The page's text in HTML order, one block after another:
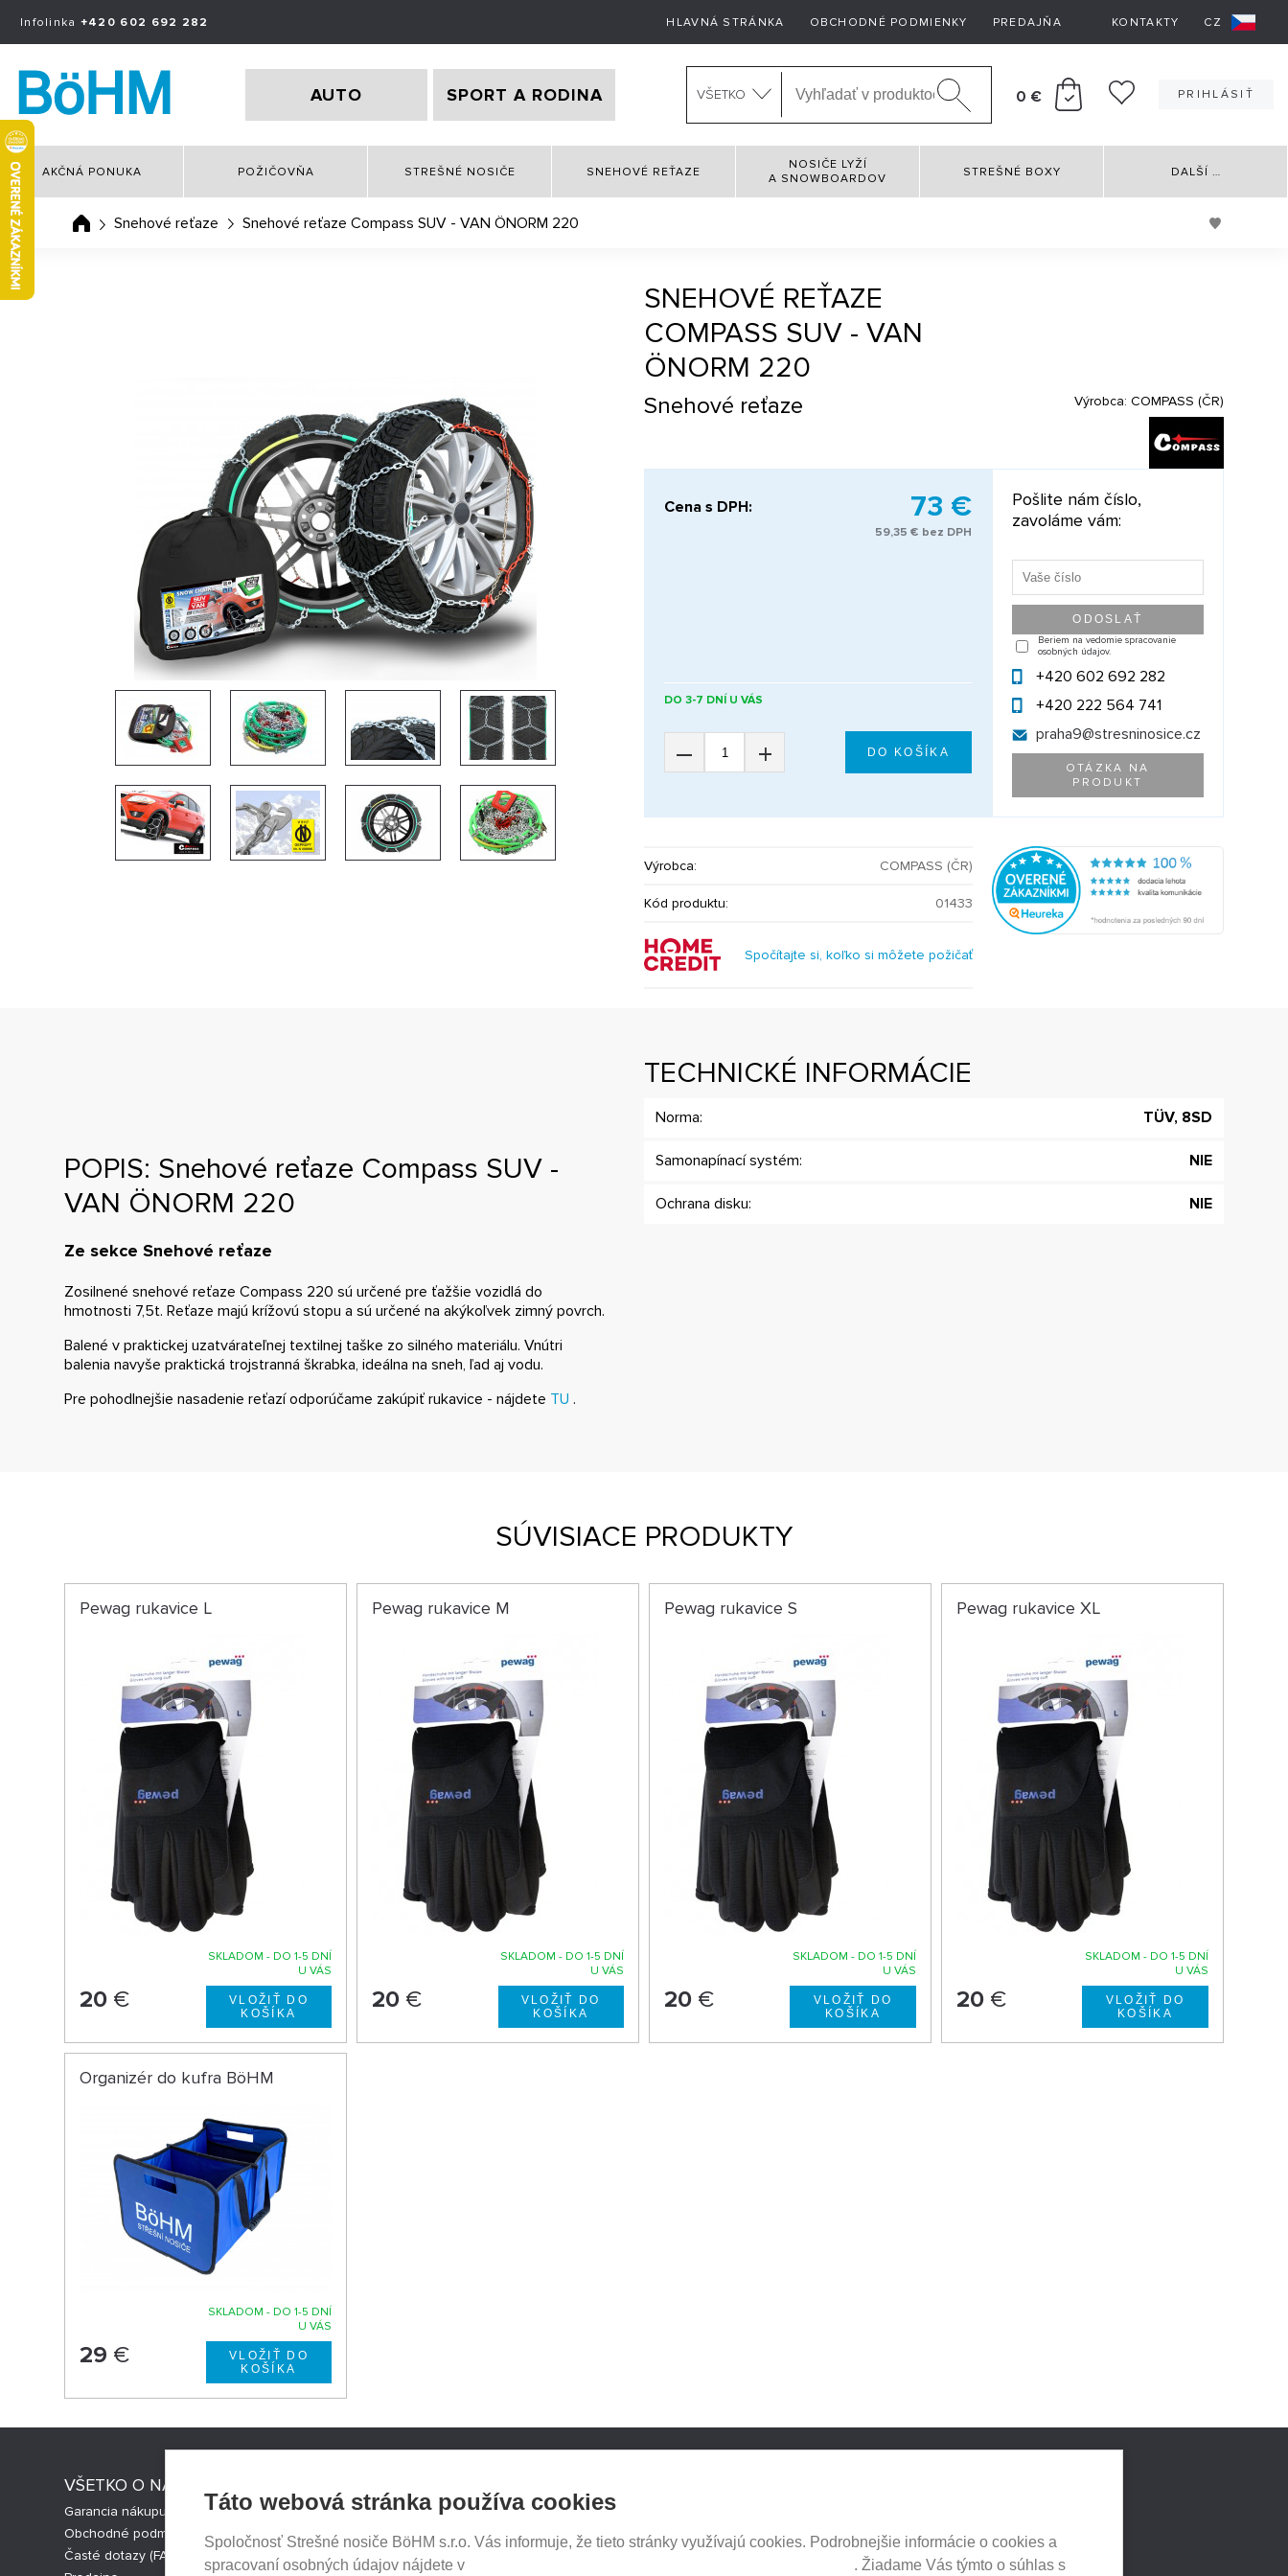
Infolinka +420 602 692 282 HLAVNÁ STRÁNKA OBCHODNÉ PODMIENKY PREDAJŇA KONTAKTY CZ
AUTO SPORT A RODINA VŠETKO 0 € PRIHLÁSIŤ
AKČNÁ PONUKA POŽIČOVŇA STREŠNÉ NOSIČE SNEHOVÉ REŤAZE
NOSIČE LYŽÍ
A SNOWBOARDOV
STREŠNÉ BOXY DALŠÍ …
Snehové reťaze Snehové reťaze Compass SUV - VAN ÖNORM 220
SNEHOVÉ REŤAZE
COMPASS SUV - VAN
ÖNORM 220
Snehové reťaze Výrobca: COMPASS (ČR)
Cena s DPH: 73 €
59,35 € bez DPH
DO 3-7 DNÍ U VÁS
– +
Pošlite nám číslo,
zavoláme vám:
Beriem na vedomie spracovanie
osobných údajov.
+420 602 692 282
+420 222 564 741
praha9@stresninosice.cz
OTÁZKA NA
PRODUKT
Výrobca: COMPASS (ČR)
Kód produktu: 01433
Spočítajte si, koľko si môžete požičať
POPIS: Snehové reťaze Compass SUV -
VAN ÖNORM 220
Ze sekce Snehové reťaze
Zosilnené snehové reťaze Compass 220 sú určené pre ťažšie vozidlá do
hmotnosti 7,5t. Reťaze majú krížovú stopu a sú určené na akýkoľvek zimný povrch.
Balené v praktickej uzatvárateľnej textilnej taške zo silného materiálu. Vnútri
balenia navyše praktická trojstranná škrabka, ideálna na sneh, ľad aj vodu.
Pre pohodlnejšie nasadenie reťazí odporúčame zakúpiť rukavice - nájdete TU .
TECHNICKÉ INFORMÁCIE
Norma: TÜV, 8SD
Samonapínací systém: NIE
Ochrana disku: NIE
SÚVISIACE PRODUKTY
Pewag rukavice L
SKLADOM - DO 1-5 DNÍ
U VÁS
20 €
Pewag rukavice M
SKLADOM - DO 1-5 DNÍ
U VÁS
20 €
Pewag rukavice S
SKLADOM - DO 1-5 DNÍ
U VÁS
20€
Pewag rukavice XL
SKLADOM - DO 1-5 DNÍ
U VÁS
20€
Organizér do kufra BöHM
SKLADOM - DO 1-5 DNÍ
U VÁS
29 €
VŠETKO O NÁKUPE
Garancia nákupu
Obchodné podmienky
Časté dotazy (FAQ)
Strešné nosiče Thule
Česká verze e-shopu
Cookies nastavenia
Táto webová stránka používa cookies
Spoločnosť Strešné nosiče BöHM s.r.o. Vás informuje, že tieto stránky využívajú cookies. Podrobnejšie informácie o cookies a
spracovaní osobných údajov nájdete v
. Žiadame Vás týmto o súhlas s